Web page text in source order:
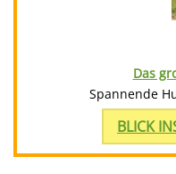
Das
Spannende
BLICK